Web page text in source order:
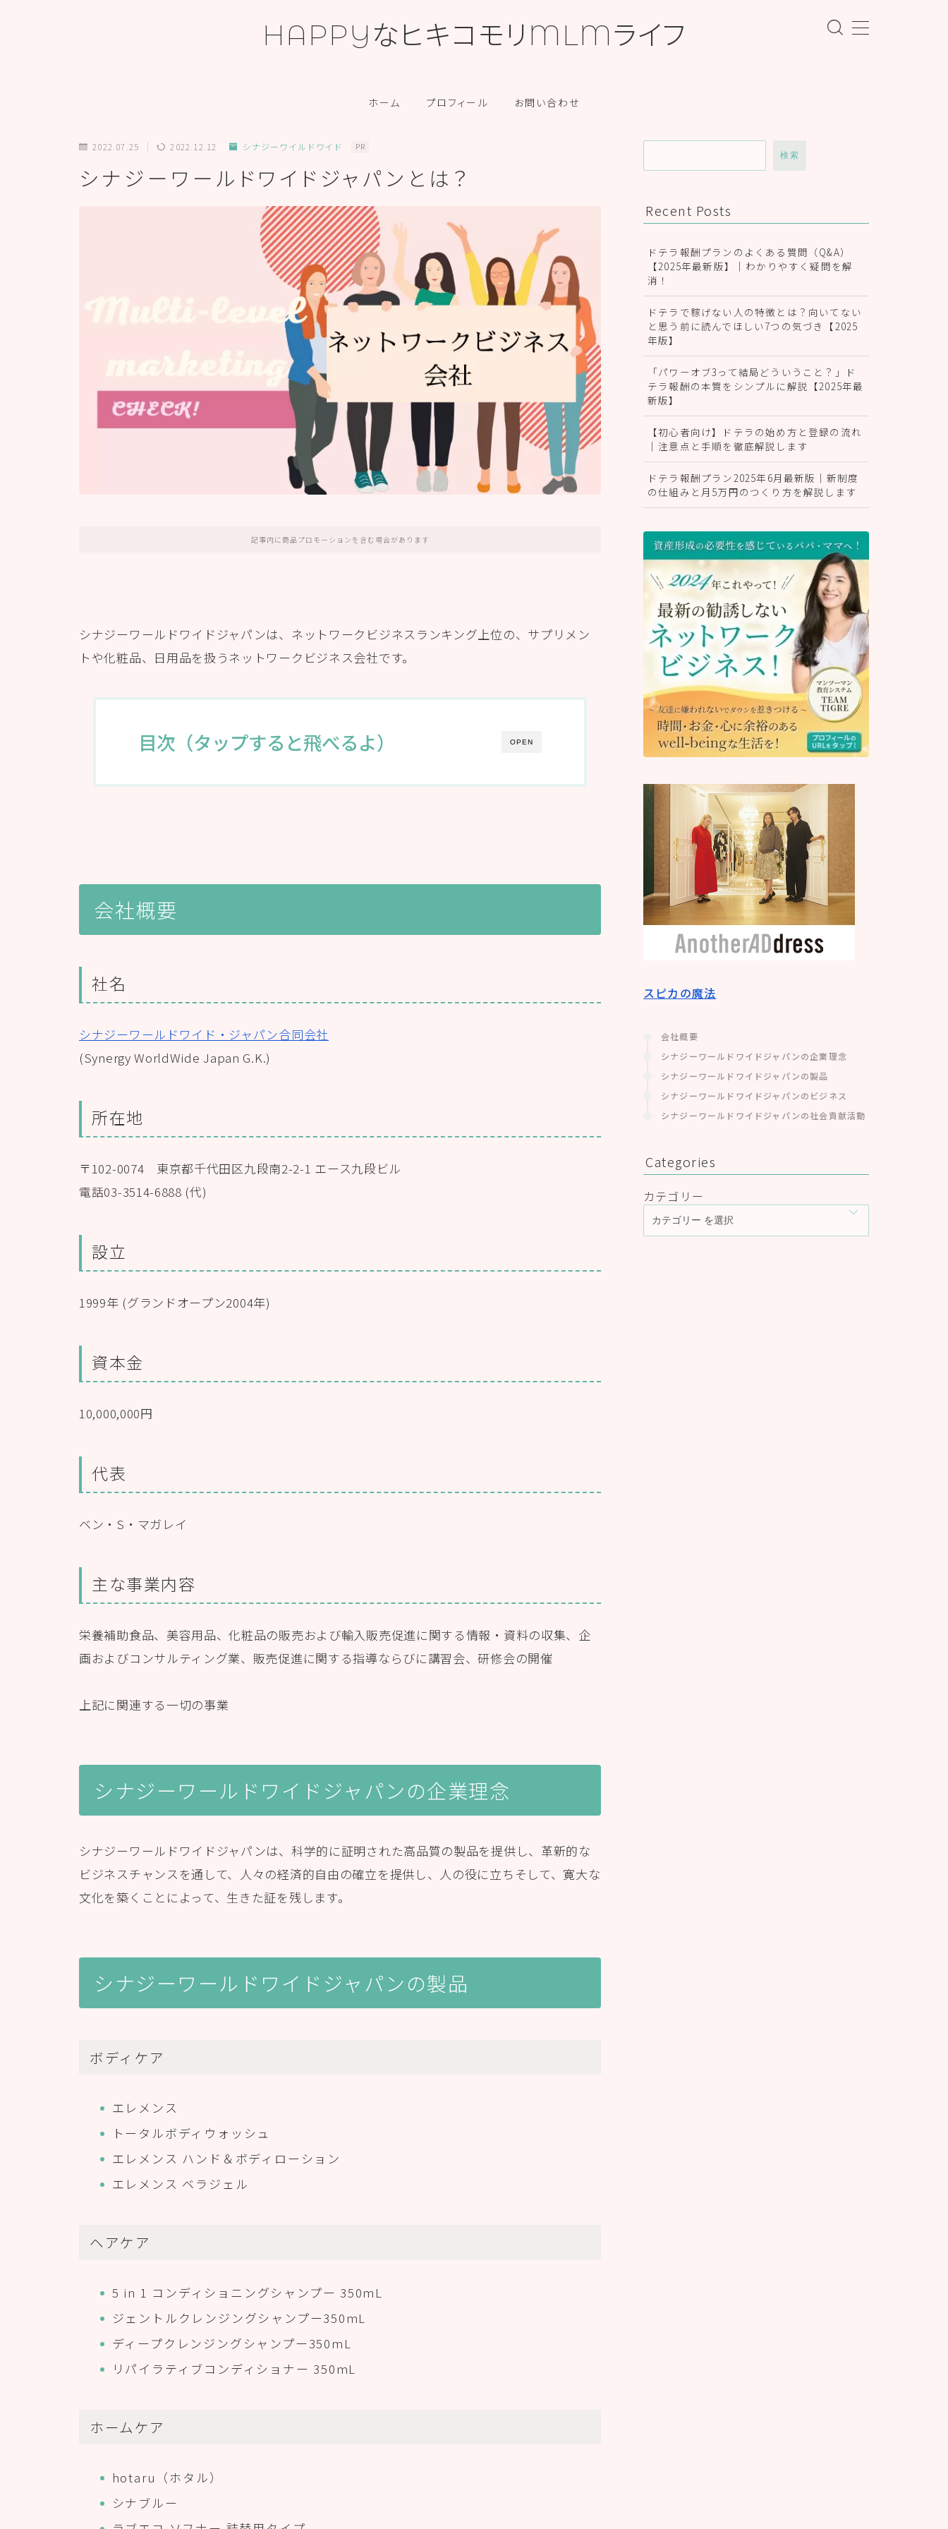
HAPPYなヒキコモリMLMライフ
ホーム プロフィール お問い合わせ
プロフィール
2022.07.25 2022.12.12 シナジーワイルドワイド PR
シナジーワールドワイドジャパンとは？
記事内に商品プロモーションを含む場合があります
シナジーワールドワイドジャパンは、ネットワークビジネスランキング上位の、サプリメン
トや化粧品、日用品を扱うネットワークビジネス会社です。
OPEN
目次（タップすると飛べるよ）
会社概要
社名
シナジーワールドワイド・ジャパン合同会社
(Synergy WorldWide Japan G.K.)
所在地
〒102-0074 東京都千代田区九段南2-2-1 エース九段ビル
電話03-3514-6888 (代)
設立
1999年 (グランドオープン2004年)
資本金
10,000,000円
代表
ベン・S・マガレイ
主な事業内容
栄養補助食品、美容用品、化粧品の販売および輸入販売促進に関する情報・資料の収集、企
画およびコンサルティング業、販売促進に関する指導ならびに講習会、研修会の開催
上記に関連する一切の事業
シナジーワールドワイドジャパンの企業理念
シナジーワールドワイドジャパンは、科学的に証明された高品質の製品を提供し、革新的な
ビジネスチャンスを通して、人々の経済的自由の確立を提供し、人の役に立ちそして、寛大な
文化を築くことによって、生きた証を残します。
シナジーワールドワイドジャパンの製品
ボディケア
エレメンス
トータルボディウォッシュ
エレメンス ハンド＆ボディローション
エレメンス ベラジェル
ヘアケア
5 in 1 コンディショニングシャンプー 350mL
ジェントルクレンジングシャンプー350mL
ディープクレンジングシャンプー350mL
リパイラティブコンディショナー 350mL
ホームケア
hotaru（ホタル）
シナブルー
検索
Recent Posts
ドテラ報酬プランのよくある質問（Q&A）
【2025年最新版】｜わかりやすく疑問を解
消！
ドテラで稼げない人の特徴とは？向いてない
と思う前に読んでほしい7つの気づき【2025
年版】
「パワーオブ3って結局どういうこと？」ド
テラ報酬の本質をシンプルに解説【2025年最
新版】
【初心者向け】ドテラの始め方と登録の流れ
｜注意点と手順を徹底解説します
ドテラ報酬プラン2025年6月最新版｜新制度
の仕組みと月5万円のつくり方を解説します
スピカの魔法
会社概要
シナジーワールドワイドジャパンの企業理念
シナジーワールドワイドジャパンの製品
シナジーワールドワイドジャパンのビジネス
シナジーワールドワイドジャパンの社会貢献活動
Categories
カテゴリー